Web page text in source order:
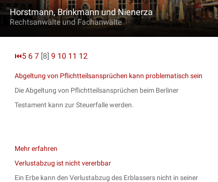
Horstmann, Brinkmann und Nienerza
Rechtsanwälte und Fachanwälte
⏮5 6 7 [8] 9 10 11 12
Abgeltung von Pflichtteilsansprüchen kann problematisch sein
Die Abgeltung von Pflichtteilsansprüchen beim Berliner
Testament kann zur Steuerfalle werden.
Mehr erfahren
Verlustabzug ist nicht vererbbar
Ein Erbe kann den Verlustabzug des Erblassers nicht in seiner